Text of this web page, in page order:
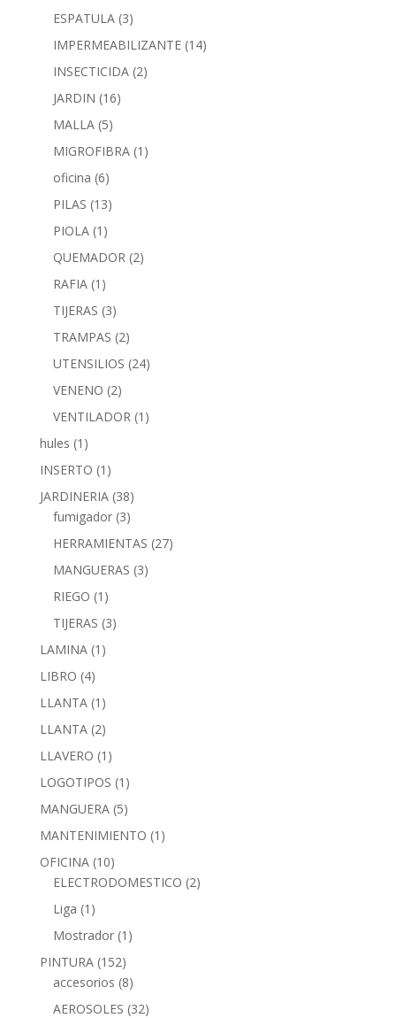
ESPATULA (3)
IMPERMEABILIZANTE (14)
INSECTICIDA (2)
JARDIN (16)
MALLA (5)
MIGROFIBRA (1)
oficina (6)
PILAS (13)
PIOLA (1)
QUEMADOR (2)
RAFIA (1)
TIJERAS (3)
TRAMPAS (2)
UTENSILIOS (24)
VENENO (2)
VENTILADOR (1)
hules (1)
INSERTO (1)
JARDINERIA (38)
fumigador (3)
HERRAMIENTAS (27)
MANGUERAS (3)
RIEGO (1)
TIJERAS (3)
LAMINA (1)
LIBRO (4)
LLANTA (1)
LLANTA (2)
LLAVERO (1)
LOGOTIPOS (1)
MANGUERA (5)
MANTENIMIENTO (1)
OFICINA (10)
ELECTRODOMESTICO (2)
Liga (1)
Mostrador (1)
PINTURA (152)
accesorios (8)
AEROSOLES (32)